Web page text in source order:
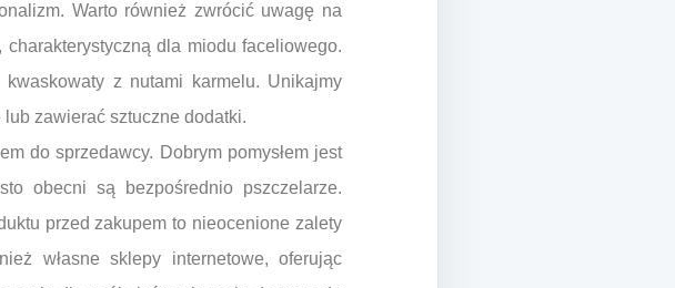
Warto również zwrócić uwagę na
dla miodu faceliowego.
z nutami karmelu. Unikajmy
zawierać sztuczne dodatki.
do sprzedawcy. Dobrym pomysłem jest
obecni są bezpośrednio pszczelarze.
przed zakupem to nieocenione zalety
własne sklepy internetowe, oferując